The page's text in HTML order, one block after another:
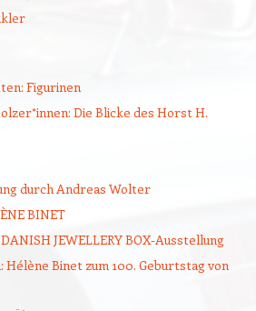
Figurinen
Die Blicke des Horst H.
durch Andreas Wolter
BINET
JEWELLERY BOX-Ausstellung
Hélène Binet zum 100. Geburtstag von